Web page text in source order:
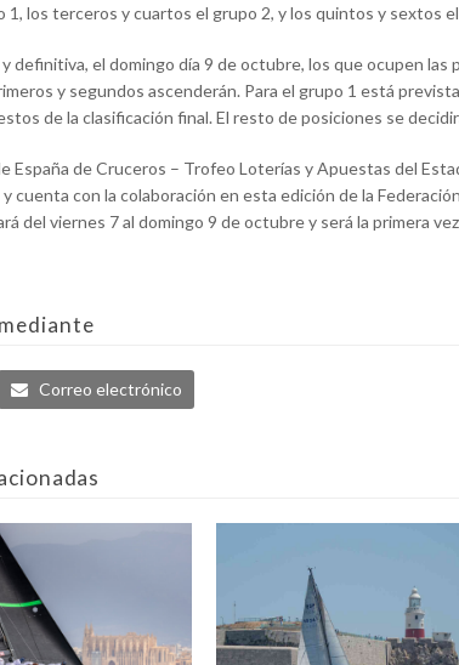
1, los terceros y cuartos el grupo 2, y los quintos y sextos
y definitiva, el domingo día 9 de octubre, los que ocupen
y segundos ascenderán. Para el grupo 1 está
de la clasificación final. El resto de posiciones se
España de Cruceros – Trofeo Loterías y Apuestas del
y cuenta con la colaboración en esta edición de la
del viernes 7 al domingo 9 de octubre y será la primera
Correo electrónico